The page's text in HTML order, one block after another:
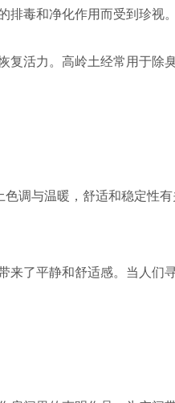
毒和净化作用而受到珍视
活力。高岭土经常用于除
与温暖，舒适和稳定性
了平静和舒适感。当人们